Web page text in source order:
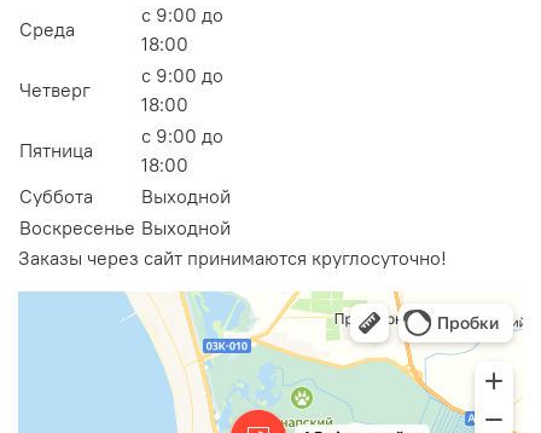
Среда
с 9:00 до
18:00
Четверг
с 9:00 до
18:00
Пятница
с 9:00 до
18:00
Суббота
Выходной
Воскресенье Выходной
Заказы через сайт принимаются круглосуточно!